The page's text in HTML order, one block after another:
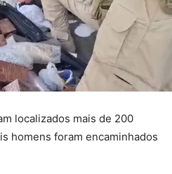
localizados mais de 200
homens foram encaminhados